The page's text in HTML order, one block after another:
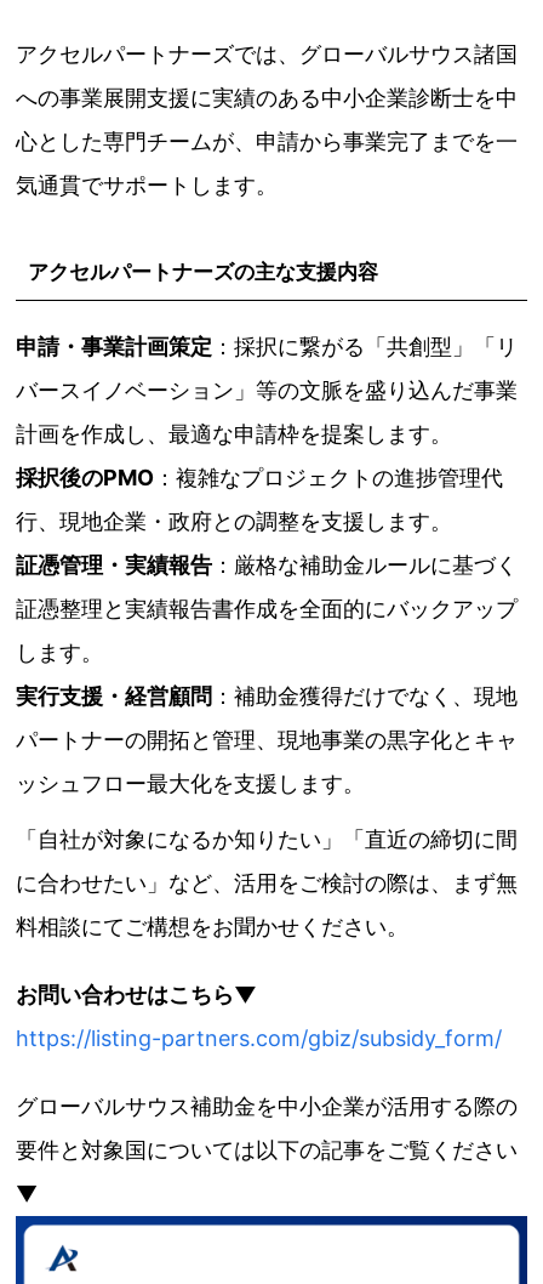
アクセルパートナーズでは、グローバルサウス諸国
への事業展開支援に実績のある中小企業診断士を中
心とした専門チームが、申請から事業完了までを一
気通貫でサポートします。
アクセルパートナーズの主な支援内容
申請・事業計画策定 ：採択に繋がる「共創型」「リ
バースイノベーション」等の文脈を盛り込んだ事業
計画を作成し、最適な申請枠を提案します。
採択後のPMO ：複雑なプロジェクトの進捗管理代
行、現地企業・政府との調整を支援します。
証憑管理・実績報告 ：厳格な補助金ルールに基づく
証憑整理と実績報告書作成を全面的にバックアップ
します。
実行支援・経営顧問 ：補助金獲得だけでなく、現地
パートナーの開拓と管理、現地事業の黒字化とキャ
ッシュフロー最大化を支援します。
「自社が対象になるか知りたい」「直近の締切に間
に合わせたい」など、活用をご検討の際は、まず無
料相談にてご構想をお聞かせください。
お問い合わせはこちら▼
https://listing-partners.com/gbiz/subsidy_form/
グローバルサウス補助金を中小企業が活用する際の
要件と対象国については以下の記事をご覧ください
▼